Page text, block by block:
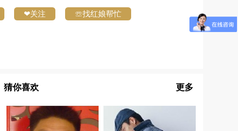
❤关注 ☏找红娘帮忙
猜你喜欢 更多